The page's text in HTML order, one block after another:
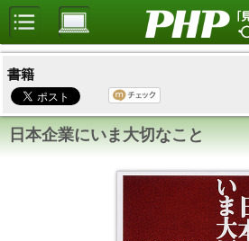
書籍
日本企業にいま大切なこと